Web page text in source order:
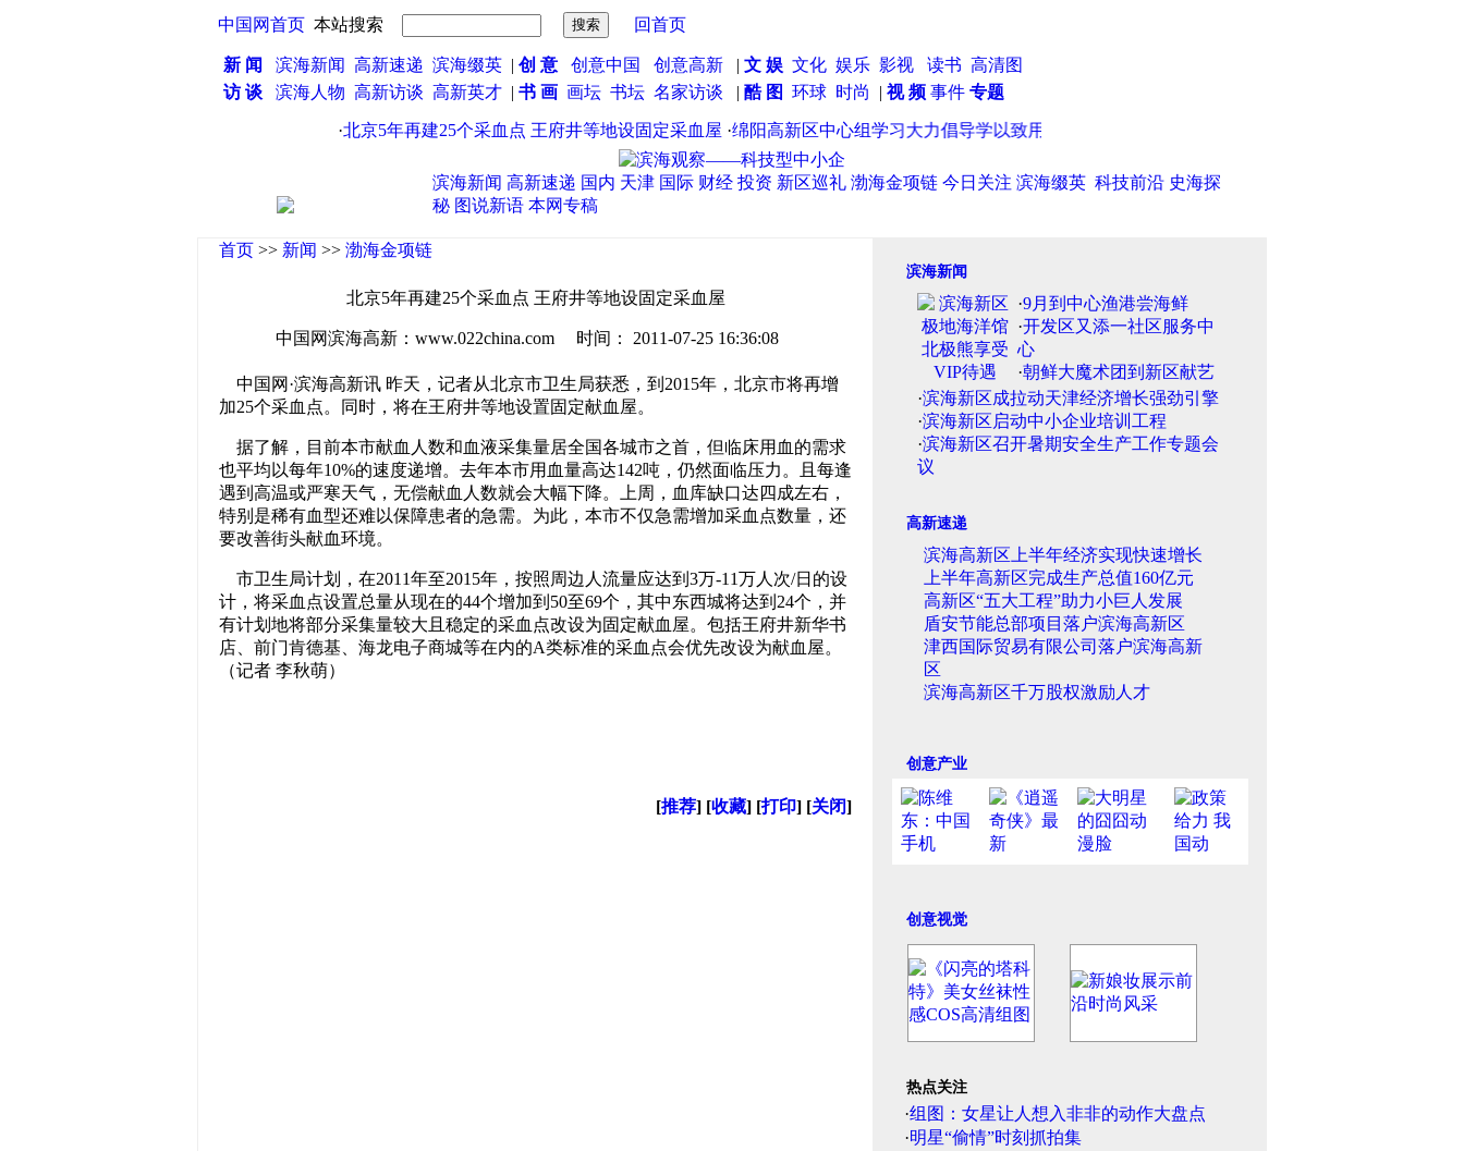
中国网首页 本站搜索 回首页
新 闻 滨海新闻 高新速递 滨海缀英| 创 意 创意中国 创意高新 | 文 娱 文化 娱乐 影视 读书 高清图
访 谈
滨海人物 高新访谈 高新英才 | 书 画 画坛 书坛 名家访谈 | 酷 图 环球 时尚 | 视 频事件 专题
北京5年再建25个采血点 王府井等地设固定采血屋·绵阳高新区中心组学习大力倡导学以致用·河北省出新招处置批而未供土地
滨海新闻 高新速递 国内 天津 国际 财经 投资 新区巡礼 渤海金项链 今日关注 滨海缀英 科技前沿 史海探
秘 图说新语 本网专稿
首页 >> 新闻 >> 渤海金项链
北京5年再建25个采血点 王府井等地设固定采血屋
中国网滨海高新：www.022china.com 时间： 2011-07-25 16:36:08
中国网·滨海高新讯 昨天，记者从北京市卫生局获悉，到2015年，北京市将再增
加25个采血点。同时，将在王府井等地设置固定献血屋。
据了解，目前本市献血人数和血液采集量居全国各城市之首，但临床用血的需求
也平均以每年10%的速度递增。去年本市用血量高达142吨，仍然面临压力。且每逢
遇到高温或严寒天气，无偿献血人数就会大幅下降。上周，血库缺口达四成左右，
特别是稀有血型还难以保障患者的急需。为此，本市不仅急需增加采血点数量，还
要改善街头献血环境。
市卫生局计划，在2011年至2015年，按照周边人流量应达到3万-11万人次/日的设
计，将采血点设置总量从现在的44个增加到50至69个，其中东西城将达到24个，并
有计划地将部分采集量较大且稳定的采血点改设为固定献血屋。包括王府井新华书
店、前门肯德基、海龙电子商城等在内的A类标准的采血点会优先改设为献血屋。
（记者 李秋萌）
[推荐] [收藏] [打印] [关闭]
滨海新闻
·9月到中心渔港尝海鲜
·开发区又添一社区服务中
心
·朝鲜大魔术团到新区献艺
·滨海新区成拉动天津经济增长强劲引擎
·滨海新区启动中小企业培训工程
·滨海新区召开暑期安全生产工作专题会
议
高新速递
滨海高新区上半年经济实现快速增长
上半年高新区完成生产总值160亿元
高新区“五大工程”助力小巨人发展
盾安节能总部项目落户滨海高新区
津西国际贸易有限公司落户滨海高新
区
滨海高新区千万股权激励人才
创意产业
创意视觉
热点关注
·组图：女星让人想入非非的动作大盘点
·明星“偷情”时刻抓拍集